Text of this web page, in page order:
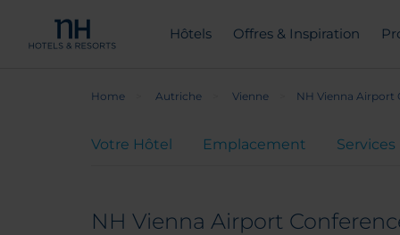
Hôtels Offres & Inspiration
Home Autriche Vienne NH Vienna Airport
Votre Hôtel Emplacement Services
NH Vienna Airport